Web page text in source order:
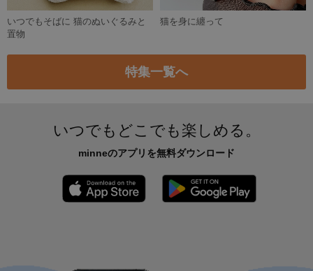
いつでもそばに 猫のぬいぐるみと
置物
猫を身に纏って
特集一覧へ
いつでもどこでも楽しめる。
minneのアプリを無料ダウンロード
App Store からダウンロード